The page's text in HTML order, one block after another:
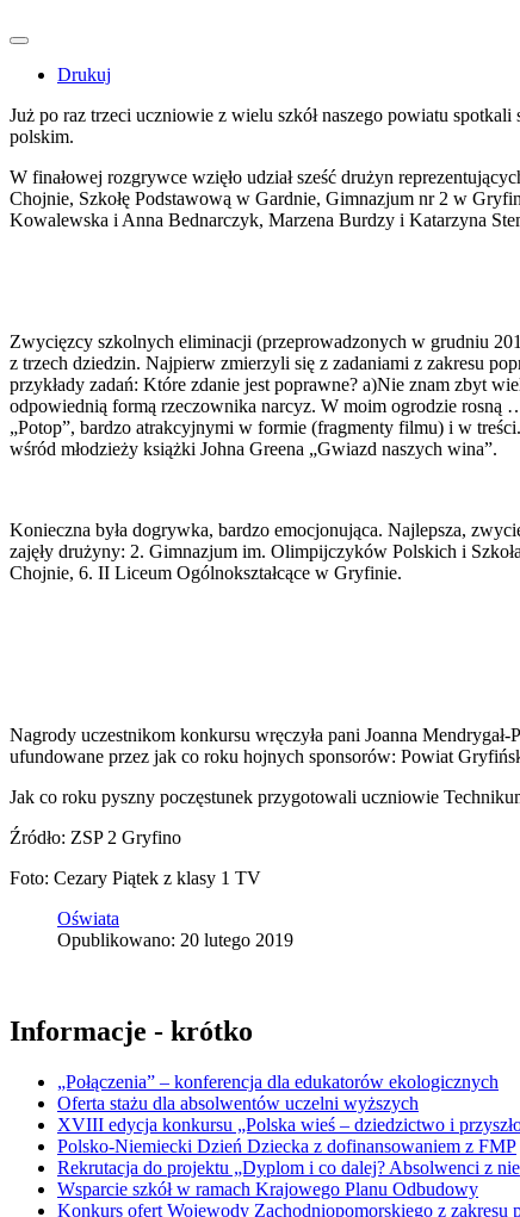
Drukuj
Już po raz trzeci uczniowie z wielu szkół naszego powiatu
polskim.
W finałowej rozgrywce wzięło udział sześć drużyn
Chojnie, Szkołę Podstawową w Gardnie, Gimnazjum nr 2 w
Kowalewska i Anna Bednarczyk, Marzena Burdzy i Katarzyna
Zwycięzcy szkolnych eliminacji (przeprowadzonych w grudniu
z trzech dziedzin. Najpierw zmierzyli się z zadaniami z zakresu
przykłady zadań: Które zdanie jest poprawne? a)Nie znam zbyt
odpowiednią formą rzeczownika narcyz. W moim ogrodzie
„Potop”, bardzo atrakcyjnymi w formie (fragmenty filmu) i w
wśród młodzieży książki Johna Greena „Gwiazd naszych wina”.
Konieczna była dogrywka, bardzo emocjonująca. Najlepsza,
zajęły drużyny: 2. Gimnazjum im. Olimpijczyków Polskich i
Chojnie, 6. II Liceum Ogólnokształcące w Gryfinie.
Nagrody uczestnikom konkursu wręczyła pani Joanna
ufundowane przez jak co roku hojnych sponsorów: Powiat
Jak co roku pyszny poczęstunek przygotowali uczniowie
Źródło: ZSP 2 Gryfino
Foto: Cezary Piątek z klasy 1 TV
Oświata
Opublikowano: 20 lutego 2019
Informacje - krótko
„Połączenia” – konferencja dla edukatorów ekologicznych
Oferta stażu dla absolwentów uczelni wyższych
XVIII edycja konkursu „Polska wieś – dziedzictwo i
Polsko-Niemiecki Dzień Dziecka z dofinansowaniem z FMP
Rekrutacja do projektu „Dyplom i co dalej? Absolwenci z
Wsparcie szkół w ramach Krajowego Planu Odbudowy
Konkurs ofert Wojewody Zachodniopomorskiego z zakresu